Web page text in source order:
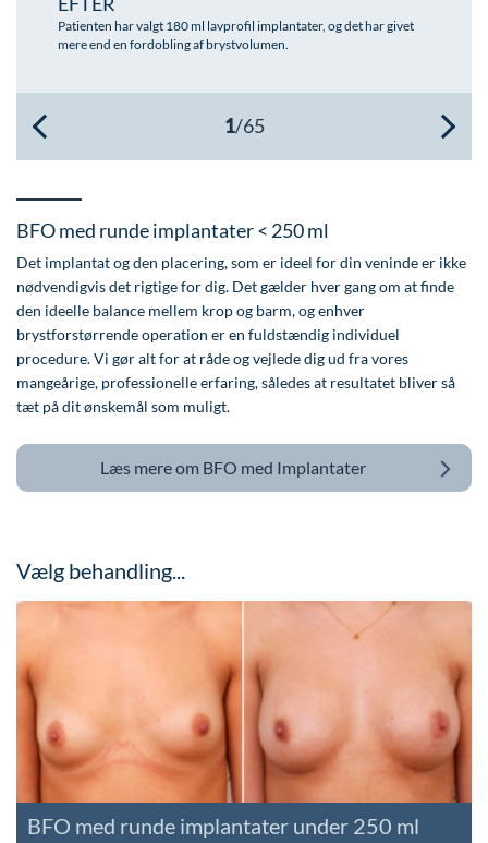
Øre-næse-hals
Patienten har valgt 180 ml lavprofil implantater, og det har givet
mere end en fordobling af brystvolumen.
BFO med runde implantater < 250 ml
Det implantat og den placering, som er ideel for din veninde er ikke
nødvendigvis det rigtige for dig. Det gælder hver gang om at finde
den ideelle balance mellem krop og barm, og enhver
brystforstørrende operation er en fuldstændig individuel
procedure. Vi gør alt for at råde og vejlede dig ud fra vores
mangeårige, professionelle erfaring, således at resultatet bliver så
tæt på dit ønskemål som muligt.
Læs mere om BFO med Implantater
Vælg behandling...
BFO med runde implantater under 250 ml